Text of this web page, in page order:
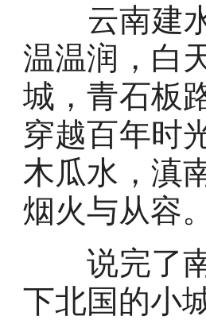
云南建水
温温润，白
城，青石板
穿越百年时
木瓜水，滇
烟火与从容。
说完了南
下北国的小